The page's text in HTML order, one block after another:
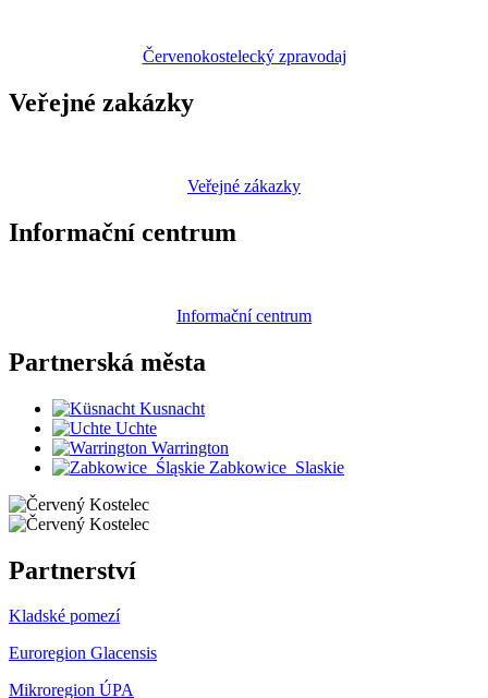
Červenokostelecký zpravodaj
Veřejné zakázky
Veřejné zákazky
Informační centrum
Informační centrum
Partnerská města
Kusnacht
Uchte
Warrington
Zabkowice_Slaskie
Partnerství
Kladské pomezí
Euroregion Glacensis
Mikroregion ÚPA